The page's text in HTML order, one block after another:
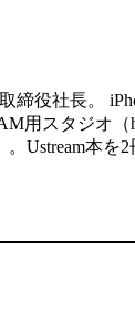
役社長。
スタジオ（
本を